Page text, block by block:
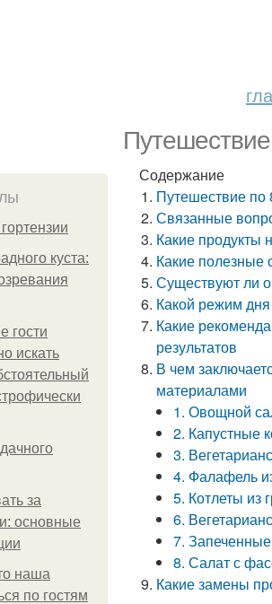
куста:
гости
искать
за
основные
наша
по гостям
Содержание
Путешествие по
Связанные
Какие продукты
Какие полезные
Существуют ли
Какой режим
Какие
результатов
В чем
материалами
1. Овощной
2. Капустные
3.
4. Фалафель
5. Котлеты из
6.
7.
8. Салат с
Какие замены